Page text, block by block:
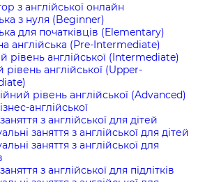
з англійської онлайн
з нуля (Beginner)
для початківців (Elementary)
англійська (Pre-Intermediate)
рівень англійської (Intermediate)
рівень англійської (Upper-
рівень англійської (Advanced)
англійської
з англійської для дітей
заняття з англійської для дітей
заняття з англійської для
з англійської для підлітків